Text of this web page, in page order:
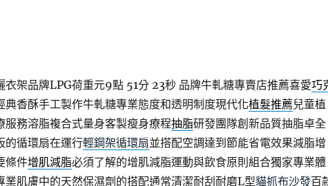
衣架品牌LPG荷重元9點 51分 23秒品牌牛軋糖專賣店推薦喜愛巧
典香酥手工製作牛軋糖專業態度和透明制度現代化植髮推薦兒童植
服務溶脂複合式量身客製瘦身療程抽脂研發團隊創新品質抽脂卓全
的循環扇在運行輕鋼架循環扇並搭配空調達到節能省電效果減脂增
條件增肌減脂必須了解的增肌減脂運動與飲食原則組合獨家專業體
業肌膚中的天然保濕劑的搭配通常清潔耐刮耐磨L型貓抓布沙發百